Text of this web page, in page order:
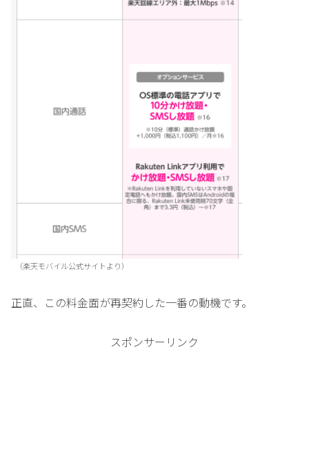
（楽天モバイル公式サイトより）
正直、この料金面が再契約した一番の動機です。
スポンサーリンク